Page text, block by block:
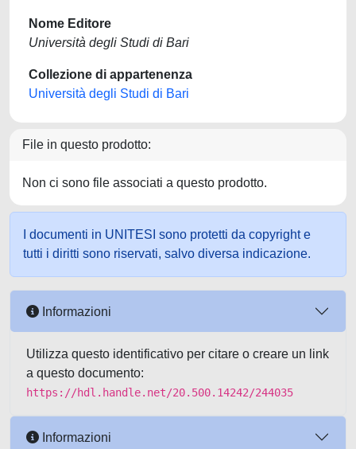
Nome Editore
Università degli Studi di Bari
Collezione di appartenenza
Università degli Studi di Bari
File in questo prodotto:
Non ci sono file associati a questo prodotto.
I documenti in UNITESI sono protetti da copyright e
tutti i diritti sono riservati, salvo diversa indicazione.
Informazioni
Utilizza questo identificativo per citare o creare un link
a questo documento:
https://hdl.handle.net/20.500.14242/244035
Informazioni